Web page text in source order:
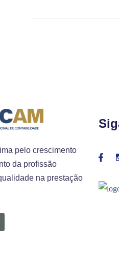
pelo crescimento
da profissão
na prestação